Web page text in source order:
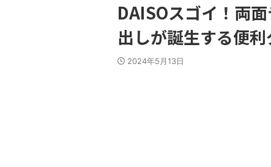
DAISOスゴイ！両
出しが誕生する便
2024年5月13日